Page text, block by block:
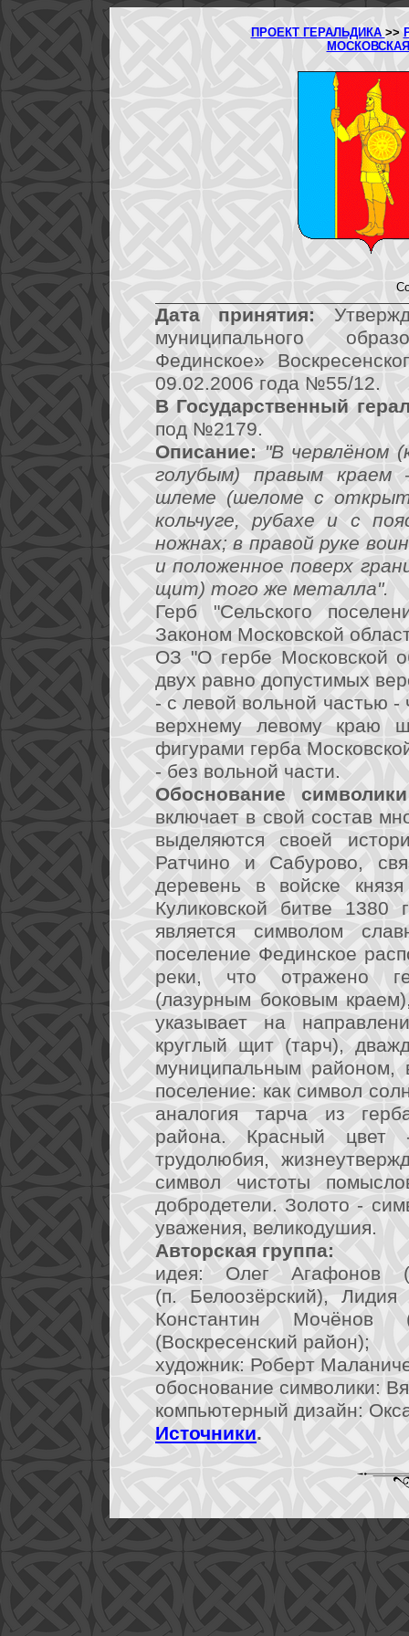
ПРОЕКТ ГЕРАЛЬДИКА >>
Дата принятия:
муниципального
Фединское»
09.02.2006 года №55/12.
В Государственный
под №2179.
Описание: "В червлёном
голубым) правым краем
шлеме (шеломе с
кольчуге, рубахе и с
ножнах; в правой руке
и положенное поверх
щит) того же металла".
Герб "Сельского
Законом Московской
ОЗ "О гербе Московской
двух равно допустимых
- с левой вольной частью
верхнему левому краю
фигурами герба
- без вольной части.
Обоснование
включает в свой состав
выделяются своей
Ратчино и Сабурово,
деревень в войске
Куликовской битве 1380
является символом
поселение Фединское
реки, что отражено
(лазурным боковым
указывает на
круглый щит (тарч),
муниципальным районом,
поселение: как символ
аналогия тарча из
района. Красный цвет
трудолюбия,
символ чистоты
добродетели. Золото -
уважения, великодушия.
Авторская группа:
идея: Олег Агафонов
(п. Белоозёрский), Лидия
Константин
(Воскресенский район);
художник: Роберт
обоснование символики:
компьютерный дизайн:
Источники.